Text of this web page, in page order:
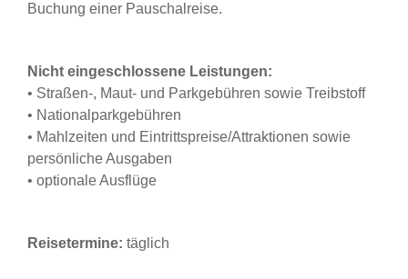
Buchung einer Pauschalreise.
Nicht eingeschlossene Leistungen:
• Straßen-, Maut- und Parkgebühren sowie Treibstoff
• Nationalparkgebühren
• Mahlzeiten und Eintrittspreise/Attraktionen sowie
persönliche Ausgaben
• optionale Ausflüge
Reisetermine: täglich